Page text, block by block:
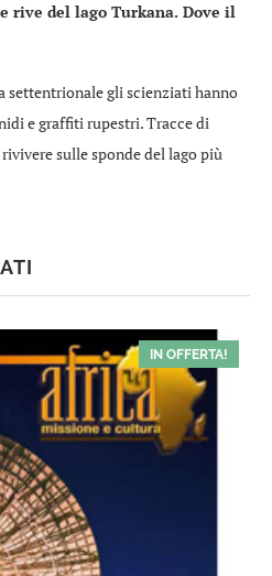
rive del lago Turkana. Dove il
settentrionale gli scienziati hanno
e graffiti rupestri. Tracce di
sulle sponde del lago più
IN OFFERTA!